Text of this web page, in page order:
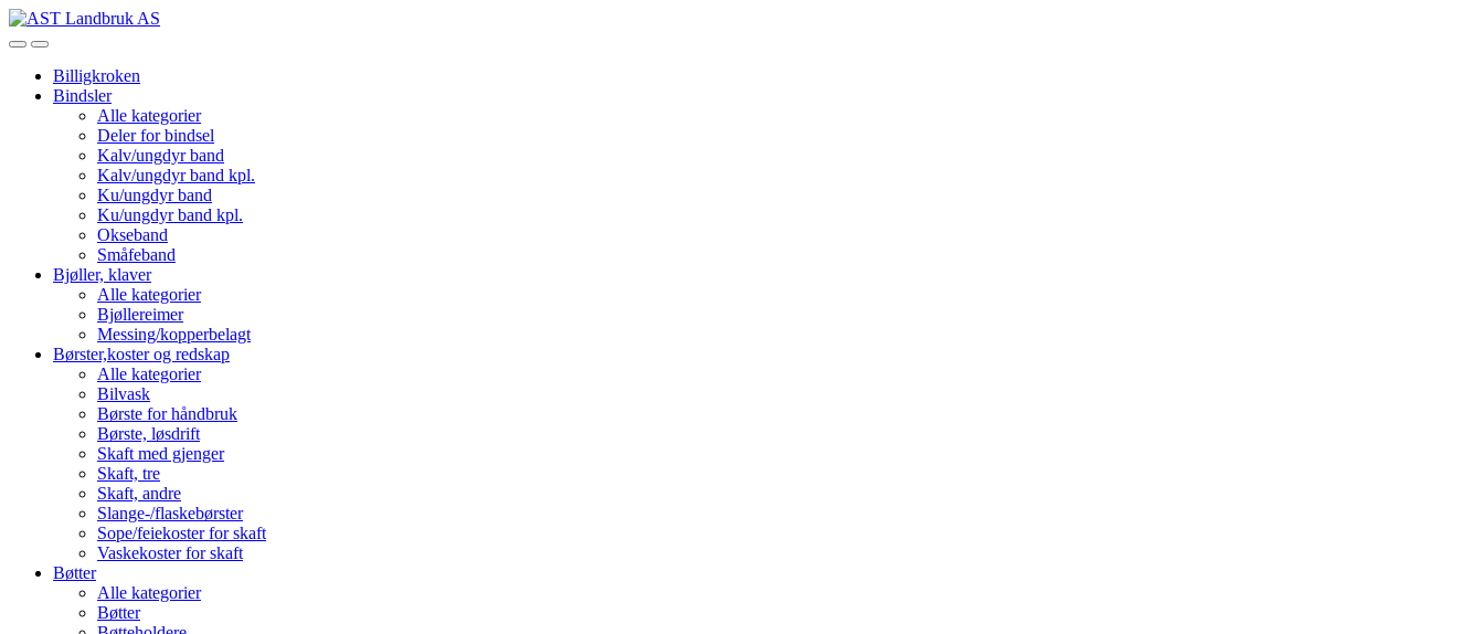
Skip
to
Skip
to
OpenClose
Billigkroken
Bindsler
Alle kategorier
Deler for bindsel
Kalv/ungdyr band
Kalv/ungdyr band kpl.
Ku/ungdyr band
Ku/ungdyr band kpl.
Okseband
Småfeband
Bjøller, klaver
Alle kategorier
Bjøllereimer
Messing/kopperbelagt
Børster,koster og redskap
Alle kategorier
Bilvask
Børste for håndbruk
Børste, løsdrift
Skaft med gjenger
Skaft, tre
Skaft, andre
Slange-/flaskebørster
Sope/feiekoster for skaft
Vaskekoster for skaft
Bøtter
Alle kategorier
Bøtter